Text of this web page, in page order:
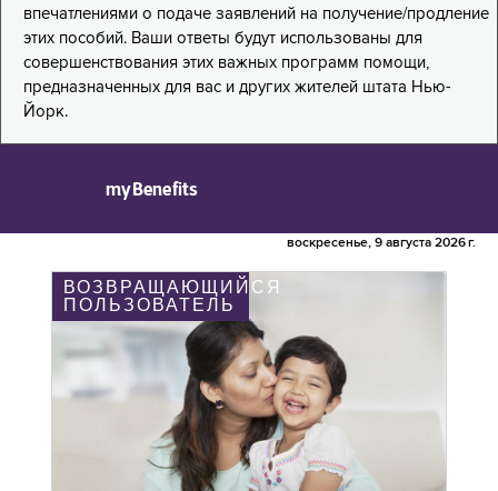
впечатлениями о подаче заявлений на получение/продление
этих пособий. Ваши ответы будут использованы для
совершенствования этих важных программ помощи,
предназначенных для вас и других жителей штата Нью-
Йорк.
myBenefits
воскресенье, 9 августа 2026 г.
ВОЗВРАЩАЮЩИЙСЯ
ПОЛЬЗОВАТЕЛЬ